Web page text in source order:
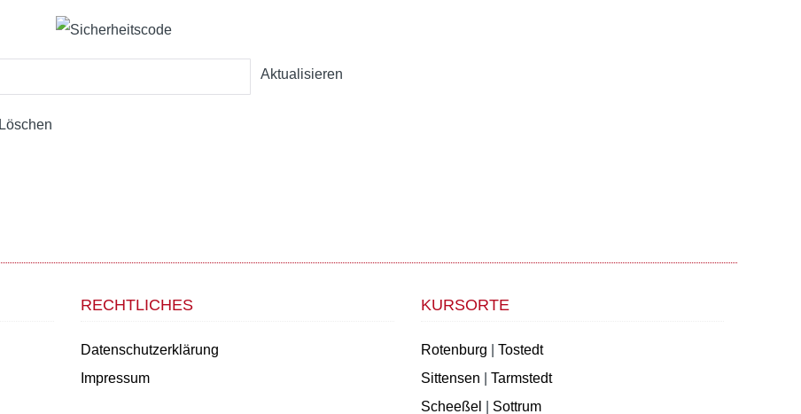
Aktualisieren
Löschen
RECHTLICHES
Datenschutzerklärung
Impressum
KURSORTE
Rotenburg
Tostedt
Sittensen
Tarmstedt
Scheeßel
Sottrum